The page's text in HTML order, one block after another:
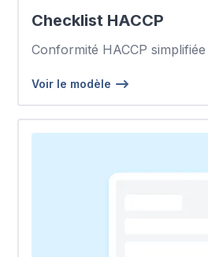
Checklist HACCP
Conformité HACCP
Voir le modèle